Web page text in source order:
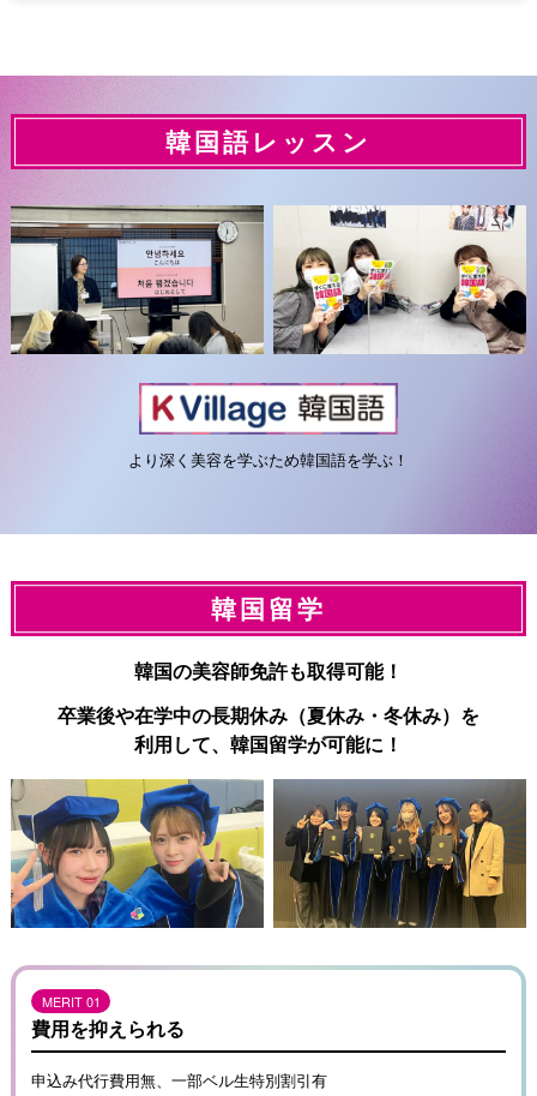
韓国語レッスン
より深く美容を学ぶため韓国語を学ぶ！
韓国留学
韓国の美容師免許も取得可能！
卒業後や在学中の長期休み（夏休み・冬休み）を
利用して、韓国留学が可能に！
MERIT 01
費用を抑えられる
申込み代行費用無、一部ベル生特別割引有